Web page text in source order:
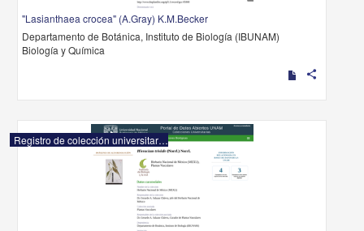
"Lasianthaea crocea" (A.Gray) K.M.Becker
Departamento de Botánica, Instituto de Biología (IBUNAM)
Biología y Química
share
Registro de colección universitaria